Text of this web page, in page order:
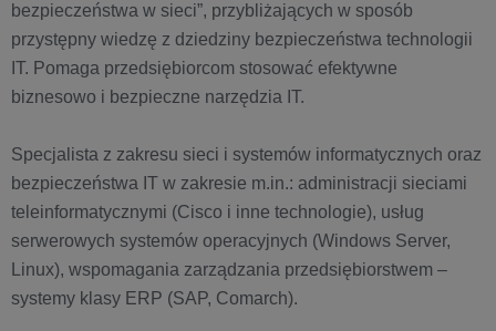
bezpieczeństwa w sieci”, przybliżających w sposób
przystępny wiedzę z dziedziny bezpieczeństwa technologii
IT. Pomaga przedsiębiorcom stosować efektywne
biznesowo i bezpieczne narzędzia IT.
Specjalista z zakresu sieci i systemów informatycznych oraz
bezpieczeństwa IT w zakresie m.in.: administracji sieciami
teleinformatycznymi (Cisco i inne technologie), usług
serwerowych systemów operacyjnych (Windows Server,
Linux), wspomagania zarządzania przedsiębiorstwem –
systemy klasy ERP (SAP, Comarch).